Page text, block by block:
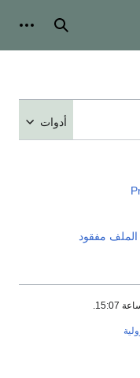
بحث
أدوات
مفقود